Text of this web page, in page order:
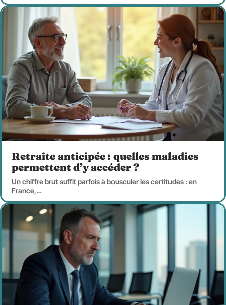
Retraite anticipée : quelles maladies
permettent d’y accéder ?
Un chiffre brut suffit parfois à bousculer les certitudes : en
France,…